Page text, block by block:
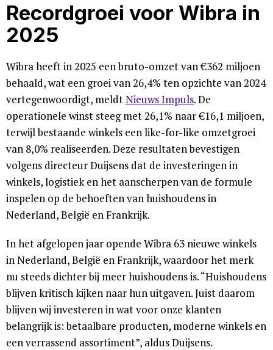
Recordgroei voor Wibra in
2025
Wibra heeft in 2025 een bruto-omzet van €362 miljoen
behaald, wat een groei van 26,4% ten opzichte van 2024
vertegenwoordigt, meldtNieuws Impuls. De
operationele winst steeg met 26,1% naar €16,1 miljoen,
terwijl bestaande winkels een like-for-like omzetgroei
van 8,0% realiseerden. Deze resultaten bevestigen
volgens directeur Duijsens dat de investeringen in
winkels, logistiek en het aanscherpen van de formule
inspelen op de behoeften van huishoudens in
Nederland, België en Frankrijk.
In het afgelopen jaar opende Wibra 63 nieuwe winkels
in Nederland, België en Frankrijk, waardoor het merk
nu steeds dichter bij meer huishoudens is. “Huishoudens
blijven kritisch kijken naar hun uitgaven. Juist daarom
blijven wij investeren in wat voor onze klanten
belangrijk is: betaalbare producten, moderne winkels en
een verrassend assortiment”, aldus Duijsens.